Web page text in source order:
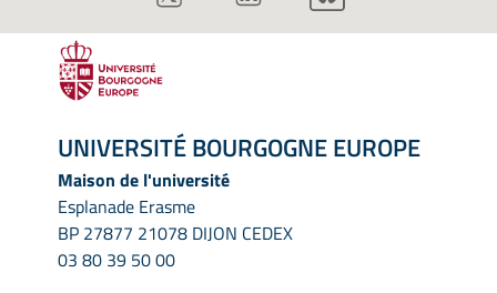
UNIVERSITÉ BOURGOGNE EUROPE
Maison de l'université
Esplanade Erasme
BP 27877 21078 DIJON CEDEX
03 80 39 50 00